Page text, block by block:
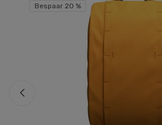
Bespaar 20 %